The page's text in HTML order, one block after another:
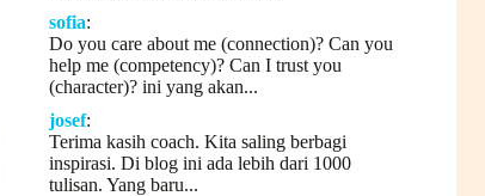
sofia:
Do you care about me (connection)? Can you
help me (competency)? Can I trust you
(character)? ini yang akan...
josef:
Terima kasih coach. Kita saling berbagi
inspirasi. Di blog ini ada lebih dari 1000
tulisan. Yang baru...